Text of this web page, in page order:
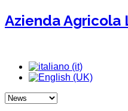
Azienda Agricola